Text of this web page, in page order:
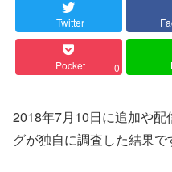
Twitter
Pocket 0
2018年7月10日に追加や配
グが独自に調査した結果で